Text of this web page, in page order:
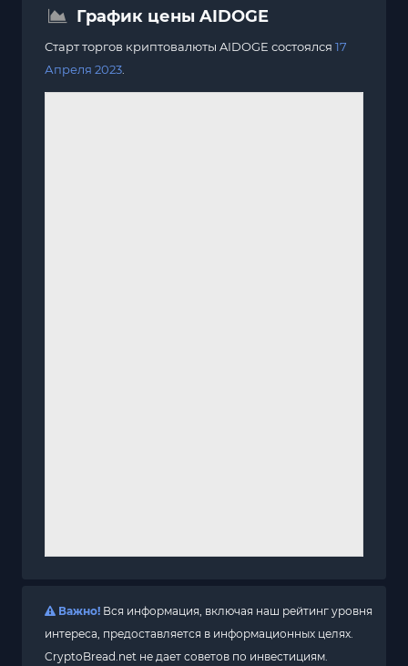
График цены AIDOGE
Старт торгов криптовалюты AIDOGE состоялся 17
Апреля 2023
Важно! Вся информация, включая наш рейтинг уровня
интереса, предоставляется в информационных целях.
CryptoBread.net не дает советов по инвестициям.